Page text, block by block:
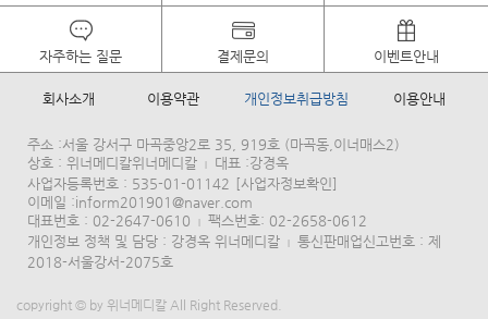
자주하는 질문 결제문의 이벤트안내
회사소개 이용약관 개인정보취급방침 이용안내
주소 :서울 강서구 마곡중앙2로 35, 919호 (마곡동,이너매스2)
상호 : 위너메디칼위너메디칼
대표 :강경옥
사업자등록번호 : 535-01-01142 [사업자정보확인]
이메일 :inform201901@naver.com
대표번호 : 02-2647-0610
팩스번호: 02-2658-0612
개인정보 정책 및 담당 : 강경옥 위너메디칼
통신판매업신고번호 : 제
2018-서울강서-2075호
copyright © by 위너메디칼 All Right Reserved.